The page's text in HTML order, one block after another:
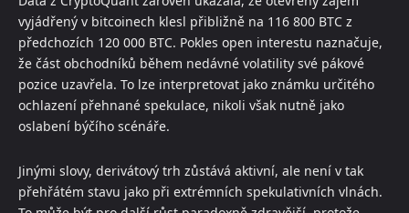
vyjádřený v bitcoinech klesl přibližně na 116 800 BTC z
předchozích 120 000 BTC. Pokles open interestu naznačuje,
že část obchodníků během nedávné volatility své pákové
pozice uzavřela. To lze interpretovat jako známku určitého
ochlazení přehnané spekulace, nikoli však nutně jako
oslabení býčího scénáře.
Jinými slovy, derivátový trh zůstává aktivní, ale není v tak
přehřátém stavu jako při extrémních spekulativních vlnách.